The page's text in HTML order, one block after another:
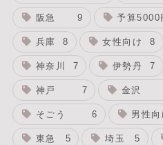
阪急 9 予算5000
兵庫 8 女性向け 8
神奈川 7 伊勢丹 7
神戸 7 金沢
そごう 6 男性向
東急 5 埼玉 5